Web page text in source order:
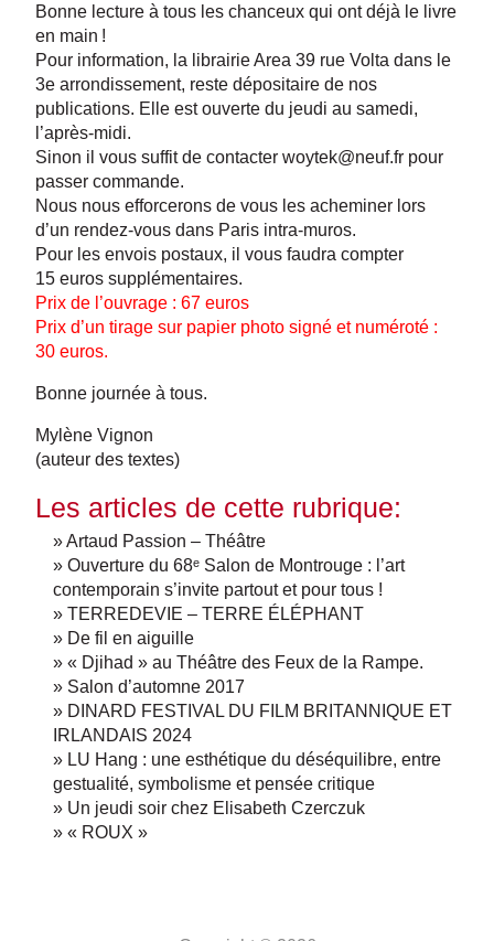
Bonne lecture à tous les chanceux qui ont déjà le livre
en main !
Pour information, la librairie Area 39 rue Volta dans le
3e arrondissement, reste dépositaire de nos
publications. Elle est ouverte du jeudi au samedi,
l’après-midi.
Sinon il vous suffit de contacter woytek@neuf.fr pour
passer commande.
Nous nous efforcerons de vous les acheminer lors
d’un rendez-vous dans Paris intra-muros.
Pour les envois postaux, il vous faudra compter
15 euros supplémentaires.
Prix de l’ouvrage : 67 euros
Prix d’un tirage sur papier photo signé et numéroté :
30 euros.
Bonne journée à tous.
Mylène Vignon
(auteur des textes)
Les articles de cette rubrique:
» Artaud Passion – Théâtre
» Ouverture du 68ᵉ Salon de Montrouge : l’art
contemporain s’invite partout et pour tous !
» TERREDEVIE – TERRE ÉLÉPHANT
» De fil en aiguille
» « Djihad » au Théâtre des Feux de la Rampe.
» Salon d’automne 2017
» DINARD FESTIVAL DU FILM BRITANNIQUE ET
IRLANDAIS 2024
» LU Hang : une esthétique du déséquilibre, entre
gestualité, symbolisme et pensée critique
» Un jeudi soir chez Elisabeth Czerczuk
» « ROUX »